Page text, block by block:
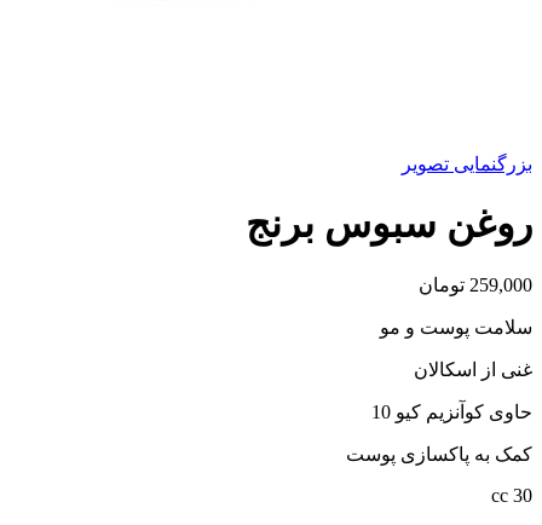
بزرگنمایی تصویر
روغن سبوس برنج
259,000 تومان
سلامت پوست و مو
غنی از اسکالان
حاوی کوآنزیم کیو 10
کمک به پاکسازی پوست
30 cc